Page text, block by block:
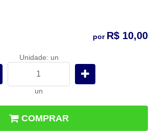
por R$ 10,00
Unidade: un
un
COMPRAR